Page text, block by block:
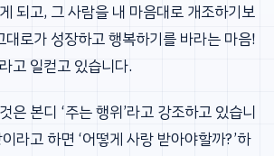
되고, 그 사람을 내 마음대로 개조하기보
대로가 성장하고 행복하기를 바라는 마음!
고 일컫고 있습니다.
은 본디 ‘주는 행위’라고 강조하고 있습니
라고 하면 ‘어떻게 사랑 받아야할까?’하